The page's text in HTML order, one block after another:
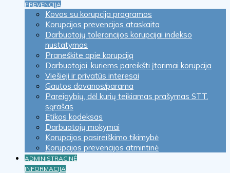
PREVENCIJA
Kovos su korupcija programos
Korupcijos prevencijos ataskaita
Darbuotojų tolerancijos korupcijai indekso
nustatymas
Praneškite apie korupciją
Darbuotojai, kuriems pareikšti įtarimai korupcija
Viešieji ir privatūs interesai
Gautos dovanos/parama
Pareigybių, dėl kurių teikiamas prašymas STT,
sąrašas
Etikos kodeksas
Darbuotojų mokymai
Korupcijos pasireiškimo tikimybė
Korupcijos prevencijos atmintinė
ADMINISTRACINĖ
INFORMACIJA